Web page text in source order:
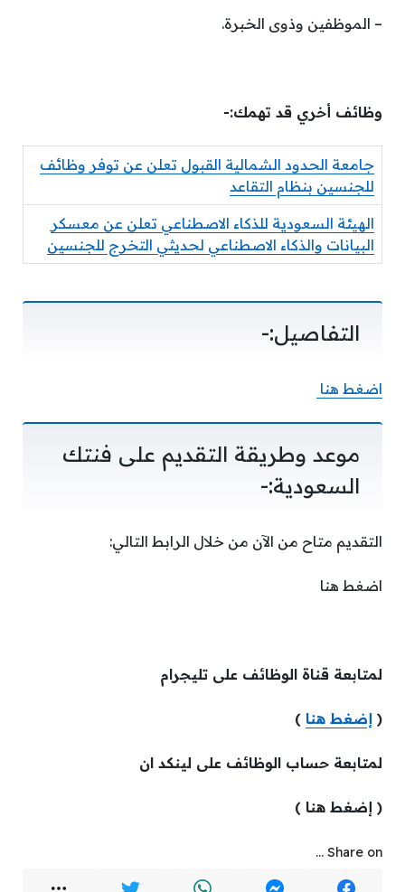
– الموظفين وذوى الخبرة.
وظائف أخري قد تهمك:-
جامعة الحدود الشمالية القبول تعلن عن توفر وظائف
للجنسين بنظام التقاعد
الهيئة السعودية للذكاء الاصطناعي تعلن عن معسكر
البيانات والذكاء الاصطناعي لحديثي التخرج للجنسين
التفاصيل:-
اضغط هنا
موعد وطريقة التقديم على فنتك
السعودية:-
التقديم متاح من الآن من خلال الرابط التالي:
اضغط هنا
لمتابعة قناة الوظائف على تليجرام
( إضغط هنا )
لمتابعة حساب الوظائف على لينكد ان
( إضغط هنا )
Share on ...